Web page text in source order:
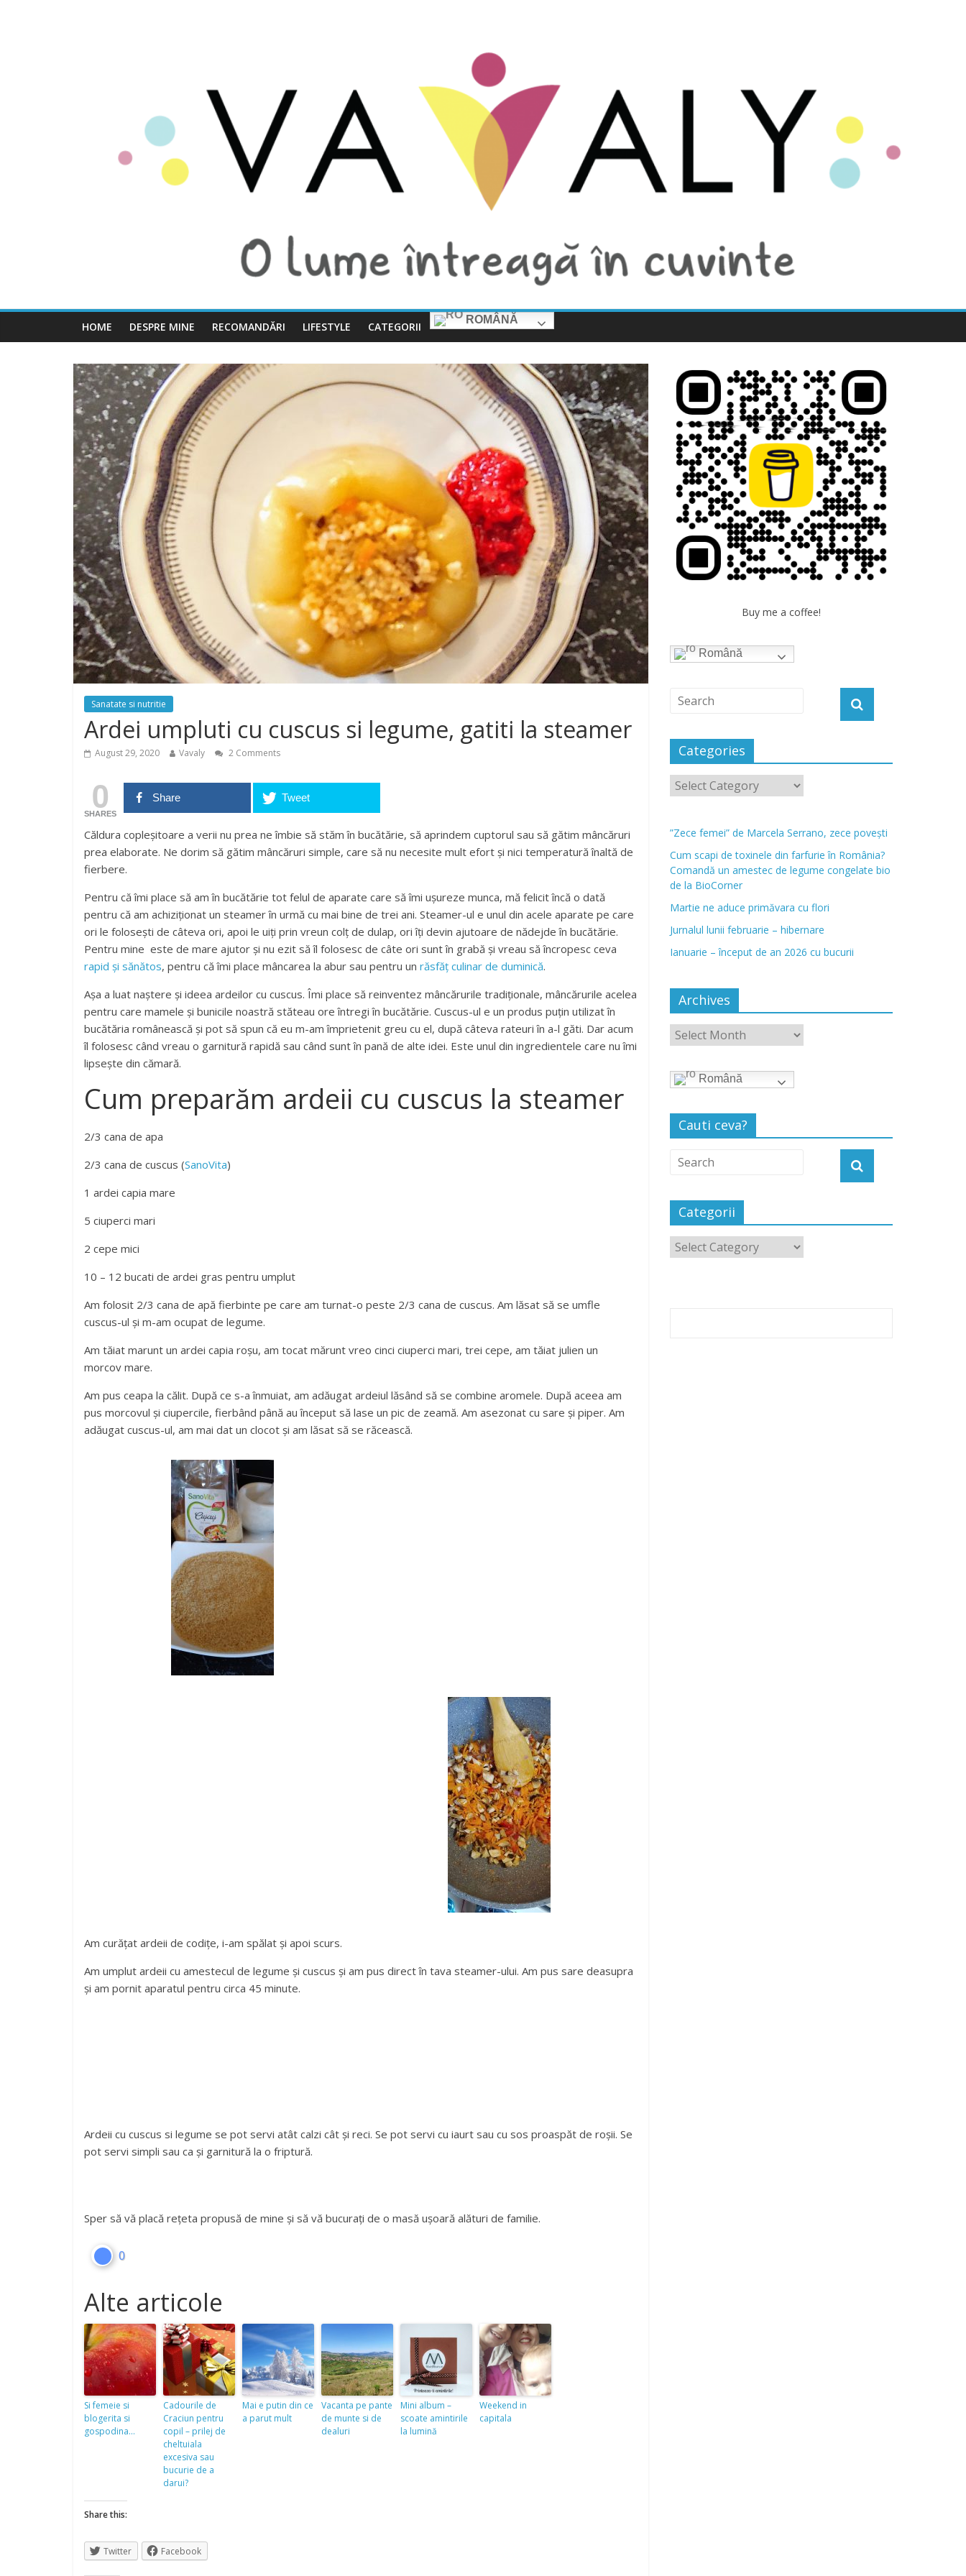
HOME DESPRE MINE RECOMANDĂRI LIFESTYLE CATEGORII
ROMÂNĂ
Sanatate si nutritie
Ardei umpluti cu cuscus si legume, gatiti la steamer
August 29, 2020 Vavaly 2 Comments
0
SHARES
Share Tweet
Căldura copleșitoare a verii nu prea ne îmbie să stăm în bucătărie, să aprindem cuptorul sau să gătim mâncăruri
prea elaborate. Ne dorim să gătim mâncăruri simple, care să nu necesite mult efort și nici temperatură înaltă de
fierbere.
Pentru că îmi place să am în bucătărie tot felul de aparate care să îmi ușureze munca, mă felicit încă o dată
pentru că am achiziționat un steamer în urmă cu mai bine de trei ani. Steamer-ul e unul din acele aparate pe care
ori le folosești de câteva ori, apoi le uiți prin vreun colț de dulap, ori îți devin ajutoare de nădejde în bucătărie.
Pentru mine este de mare ajutor și nu ezit să îl folosesc de câte ori sunt în grabă și vreau să încropesc ceva
rapid și sănătos, pentru că îmi place mâncarea la abur sau pentru un răsfăț culinar de duminică.
Așa a luat naștere și ideea ardeilor cu cuscus. Îmi place să reinventez mâncărurile tradiționale, mâncărurile acelea
pentru care mamele și bunicile noastră stăteau ore întregi în bucătărie. Cuscus-ul e un produs puțin utilizat în
bucătăria românească și pot să spun că eu m-am împrietenit greu cu el, după câteva rateuri în a-l găti. Dar acum
îl folosesc când vreau o garnitură rapidă sau când sunt în pană de alte idei. Este unul din ingredientele care nu îmi
lipsește din cămară.
Cum preparăm ardeii cu cuscus la steamer
2/3 cana de apa
2/3 cana de cuscus (SanoVita)
1 ardei capia mare
5 ciuperci mari
2 cepe mici
10 – 12 bucati de ardei gras pentru umplut
Am folosit 2/3 cana de apă fierbinte pe care am turnat-o peste 2/3 cana de cuscus. Am lăsat să se umfle
cuscus-ul și m-am ocupat de legume.
Am tăiat marunt un ardei capia roșu, am tocat mărunt vreo cinci ciuperci mari, trei cepe, am tăiat julien un
morcov mare.
Am pus ceapa la călit. După ce s-a înmuiat, am adăugat ardeiul lăsând să se combine aromele. După aceea am
pus morcovul și ciupercile, fierbând până au început să lase un pic de zeamă. Am asezonat cu sare și piper. Am
adăugat cuscus-ul, am mai dat un clocot și am lăsat să se răcească.
Am curățat ardeii de codițe, i-am spălat și apoi scurs.
Am umplut ardeii cu amestecul de legume și cuscus și am pus direct în tava steamer-ului. Am pus sare deasupra
și am pornit aparatul pentru circa 45 minute.
Ardeii cu cuscus si legume se pot servi atât calzi cât și reci. Se pot servi cu iaurt sau cu sos proaspăt de roșii. Se
pot servi simpli sau ca și garnitură la o friptură.
Sper să vă placă rețeta propusă de mine și să vă bucurați de o masă ușoară alături de familie.
0
Alte articole
Si femeie si
blogerita si
gospodina…
Cadourile de
Craciun pentru
copil – prilej de
cheltuiala
excesiva sau
bucurie de a
darui?
Mai e putin din ce
a parut mult
Vacanta pe pante
de munte si de
dealuri
Mini album –
scoate amintirile
la lumină
Weekend in
capitala
Share this:
Twitter Facebook
Buy me a coffee!
Română
Categories
”Zece femei” de Marcela Serrano, zece povești
Cum scapi de toxinele din farfurie în România?
Comandă un amestec de legume congelate bio
de la BioCorner
Martie ne aduce primăvara cu flori
Jurnalul lunii februarie – hibernare
Ianuarie – început de an 2026 cu bucurii
Archives
Română
Cauti ceva?
Categorii